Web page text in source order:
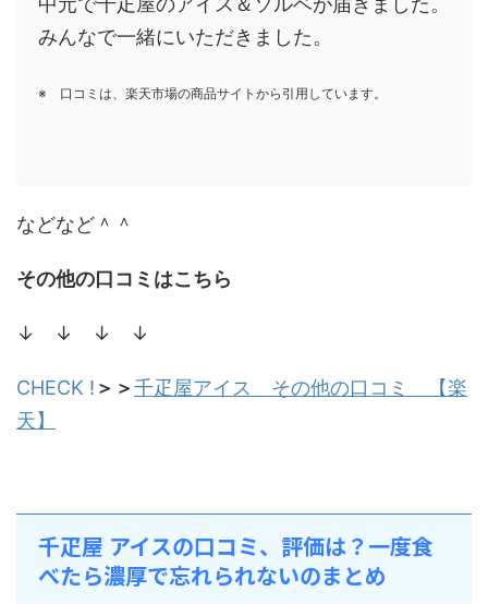
みんなで一緒にいただきました。
※ 口コミは、楽天市場の商品サイトから引用しています。
などなど＾＾
その他の口コミはこちら
↓ ↓ ↓ ↓
CHECK ! ＞＞千疋屋アイス その他の口コミ 【楽
天】
千疋屋 アイスの口コミ、評価は？一度食
べたら濃厚で忘れられないのまとめ